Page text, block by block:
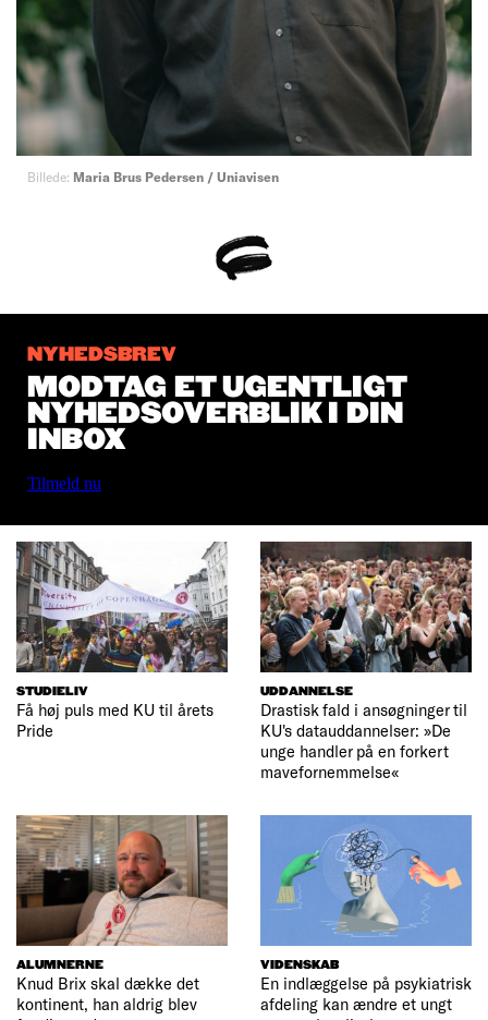
Billede: Maria Brus Pedersen / Uniavisen
NYHEDSBREV
MODTAG ET UGENTLIGT
NYHEDSOVERBLIK I DIN
INBOX
Tilmeld nu
STUDIELIV
Få høj puls med KU til årets
Pride
UDDANNELSE
Drastisk fald i ansøgninger til
KU's datauddannelser: »De
unge handler på en forkert
mavefornemmelse«
ALUMNERNE
Knud Brix skal dække det
kontinent, han aldrig blev
VIDENSKAB
En indlæggelse på psykiatrisk
afdeling kan ændre et ungt